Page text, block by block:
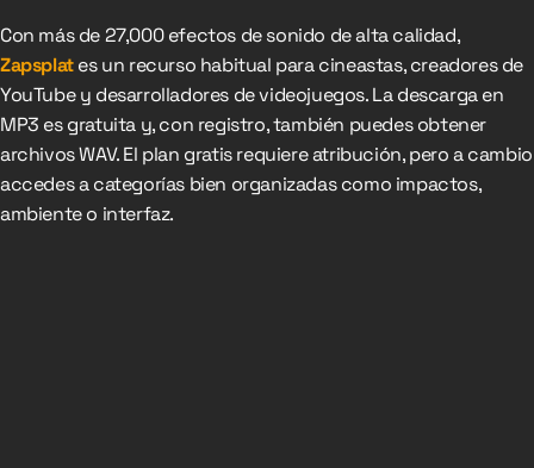
Con más de 27,000 efectos de sonido de alta calidad,
Zapsplates un recurso habitual para cineastas, creadores de
YouTube y desarrolladores de videojuegos. La descarga en
MP3 es gratuita y, con registro, también puedes obtener
archivos WAV. El plan gratis requiere atribución, pero a cambio
accedes a categorías bien organizadas como impactos,
ambiente o interfaz.